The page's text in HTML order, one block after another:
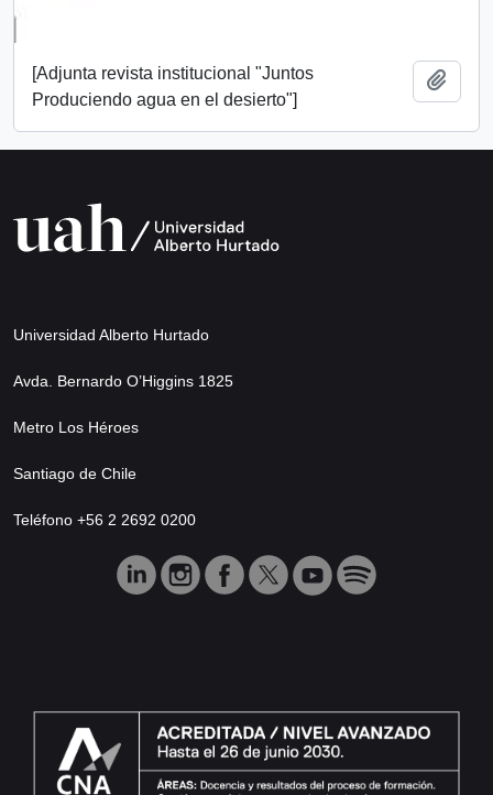
[Adjunta revista institucional "Juntos
Produciendo agua en el desierto"]
Universidad Alberto Hurtado
Avda. Bernardo O’Higgins 1825
Metro Los Héroes
Santiago de Chile
Teléfono +56 2 2692 0200